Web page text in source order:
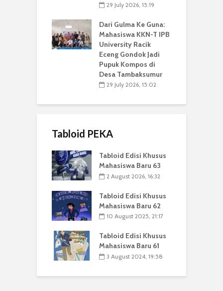
29 July 2026, 15:19
Dari Gulma Ke Guna:
Mahasiswa KKN-T IPB
University Racik
Eceng Gondok Jadi
Pupuk Kompos di
Desa Tambaksumur
29 July 2026, 15:02
Tabloid PEKA
Tabloid Edisi Khusus
Mahasiswa Baru 63
2 August 2026, 16:32
Tabloid Edisi Khusus
Mahasiswa Baru 62
10 August 2025, 21:17
Tabloid Edisi Khusus
Mahasiswa Baru 61
3 August 2024, 19:58